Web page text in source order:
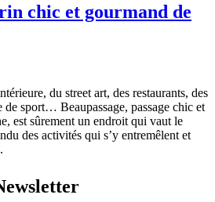
chic et gourmand de
du street art, des restaurants, des
de sport… Beaupassage, passage chic et
est sûrement un endroit qui vaut le
des activités qui s’y entremêlent et